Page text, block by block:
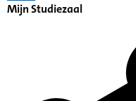
Mijn Studiezaal